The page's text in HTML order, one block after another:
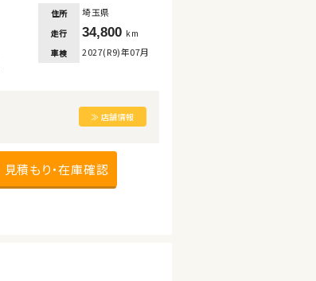
住所 埼玉県
走行 34,800 km
車検 2027(R9)年07月
≫ 店舗情報
見積もり・在庫確認